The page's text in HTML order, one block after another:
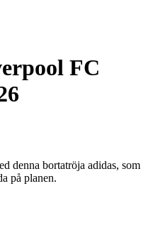
FC
denna bortatröja adidas, som
på planen.